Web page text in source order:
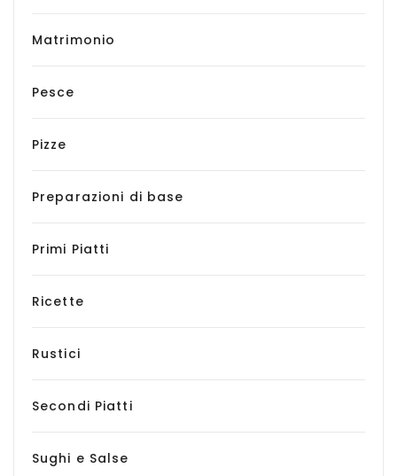
Matrimonio
Pesce
Pizze
Preparazioni di base
Primi Piatti
Ricette
Rustici
Secondi Piatti
Sughi e Salse